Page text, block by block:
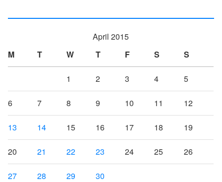
April 2015
M
T W T F S S
1 2 3 4 5
6 7 8 9 10 11 12
13 14 15 16 17 18 19
20 21 22 23 24 25 26
27 28 29 30